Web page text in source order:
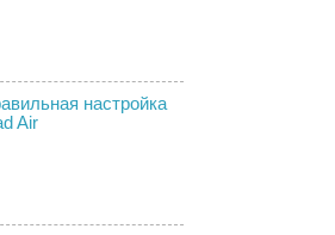
настройка
Air